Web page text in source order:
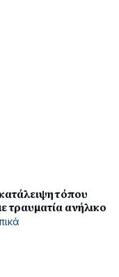
τόπου
τραυματία ανήλικο